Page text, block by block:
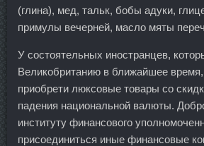
(глина), мед, тальк, бобы адуки,
примулы вечерней, масло мяты
У состоятельных иностранцев,
Великобританию в ближайшее
приобрети люксовые товары со
падения национальной валюты.
институту финансового
присоединиться иные финансовые